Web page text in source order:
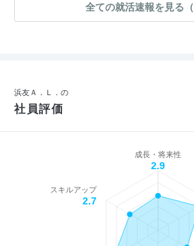
全ての就活速報を見る（
浜友Ａ．Ｌ．の
社員評価
成長・将来性
2.9
スキルアップ
2.7